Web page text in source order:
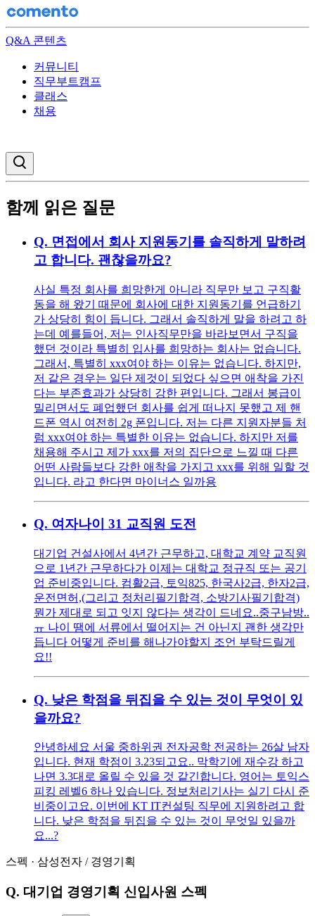
Q&A 콘텐츠
커뮤니티
직무부트캠프
클래스
채용
함께 읽은 질문
Q. 면접에서 회사 지원동기를 솔직하게 말하려
고 합니다. 괜찮을까요?
사실 특정 회사를 희망한게 아니라 직무만 보고 구직활
동을 해 왔기 때문에 회사에 대한 지원동기를 언급하기
가 상당히 힘이 듭니다. 그래서 솔직하게 말을 하려고 하
는데 예를들어, 저는 인사직무만을 바라보면서 구직을
했던 것이라 특별히 입사를 희망하는 회사는 없습니다.
그래서, 특별히 xxx여야 하는 이유는 없습니다. 하지만,
저 같은 경우는 일단 제것이 되었다 싶으면 애착을 가진
다는 부존효과가 상당히 강한 편입니다. 그래서 봉급이
밀리면서도 폐업했던 회사를 쉽게 떠나지 못했고 제 핸
드폰 역시 여전히 2g 폰입니다. 저는 다른 지원자분들 처
럼 xxx여야 하는 특별한 이유는 없습니다. 하지만 저를
채용해 주시고 제가 xxx를 저의 집단으로 느낄 때 다른
어떤 사람들보다 강한 애착을 가지고 xxx를 위해 일할 것
입니다. 라고 한다면 마이너스 일까용
Q. 여자나이 31 교직원 도전
대기업 건설사에서 4년간 근무하고, 대학교 계약 교직원
으로 1년간 근무하다가 이제는 대학교 정규직 또는 공기
업 준비중입니다. 컴활2급, 토익825, 한국사2급, 한자2급,
운전면허,(그리고 정처리필기합격, 소방기사필기합격)
뭔가 제대로 되고 잇지 않다는 생각이 드네요..중구남방..
ㅠ 나이 땜에 서류에서 떨어지는 건 아닌지 괜한 생각만
듭니다 어떻게 준비를 해나가야할지 조언 부탁드릴게
요!!
Q. 낮은 학점을 뒤집을 수 있는 것이 무엇이 있
을까요?
안녕하세요 서울 중하위권 전자공학 전공하는 26살 남자
입니다. 현재 학점이 3.23되고요.. 막학기에 재수강 하고
나면 3.3대로 올릴 수 있을 것 같긴합니다. 영어는 토익스
피킹 레벨6 하나 있습니다. 정보처리기사는 실기 다시 준
비중이고요. 이번에 KT IT컨설팅 직무에 지원하려고 합
니다. 낮은 학점을 뒤집을 수 있는 것이 무엇일 있을까
요...?
스펙 · 삼성전자 / 경영기획
Q. 대기업 경영기획 신입사원 스펙